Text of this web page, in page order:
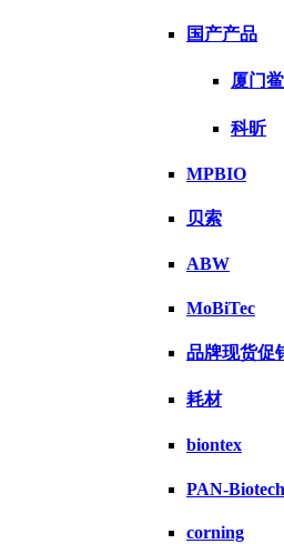
国产产品
厦门鲎
科昕
MPBIO
贝索
ABW
MoBiTec
品牌现货促
耗材
biontex
PAN-Biotech
corning